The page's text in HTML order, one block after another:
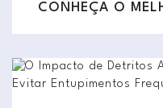
CONHEÇA O